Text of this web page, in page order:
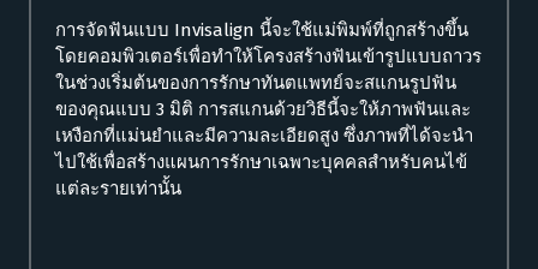
การจัดฟันแบบ Invisalign นี้จะใช้แม่พิมพ์ที่ถูกสร้างขึ้น
โดยคอมพิวเตอร์เพื่อทำให้โครงสร้างฟันเข้ารูปแบบถาวร
ในช่วงเริ่มต้นของการรักษาทันตแพทย์จะสแกนรูปฟัน
ของคุณแบบ 3 มิติ การสแกนด้วยวิธีนี้จะให้ภาพฟันและ
เหงือกที่แม่นยำและมีความละเอียดสูง ซึ่งภาพที่ได้จะนำ
ไปใช้เพื่อสร้างแผนการรักษาเฉพาะบุคคลสำหรับคนไข้
แต่ละรายเท่านั้น